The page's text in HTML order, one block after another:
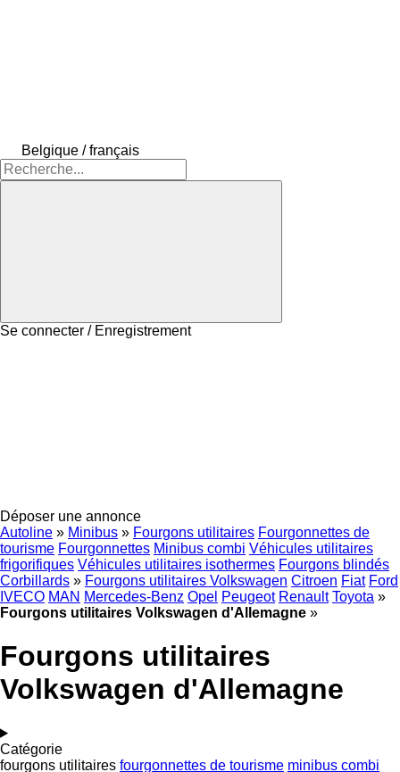
Belgique / français
Se connecter / Enregistrement
Déposer une annonce
Autoline » Minibus » Fourgons utilitaires Fourgonnettes de
tourisme Fourgonnettes Minibus combi Véhicules utilitaires
frigorifiques Véhicules utilitaires isothermes Fourgons blindés
Corbillards » Fourgons utilitaires Volkswagen Citroen Fiat Ford
IVECO MAN Mercedes-Benz Opel Peugeot Renault Toyota »
Fourgons utilitaires Volkswagen d'Allemagne »
Fourgons utilitaires
Volkswagen d'Allemagne
Catégorie
fourgons utilitaires fourgonnettes de tourisme minibus combi